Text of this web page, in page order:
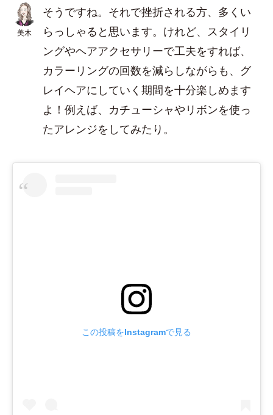
美木
そうですね。それで挫折される方、多くい
らっしゃると思います。けれど、スタイリ
ングやヘアアクセサリーで工夫をすれば、
カラーリングの回数を減らしながらも、グ
レイヘアにしていく期間を十分楽しめます
よ！例えば、カチューシャやリボンを使っ
たアレンジをしてみたり。
この投稿をInstagramで見る